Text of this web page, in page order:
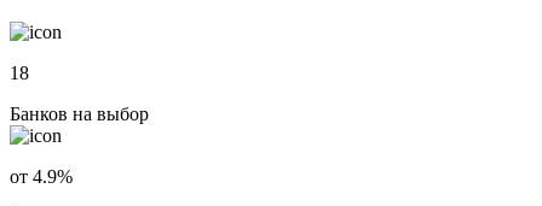
18
Банков на выбор
от 4.9%